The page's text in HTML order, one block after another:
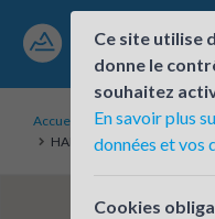
Accueil
Établissements
HARMONIE MUTUELLE -
Ce site utilise
donne le
souhaitez
En savoir plus
données et vos
Cookies